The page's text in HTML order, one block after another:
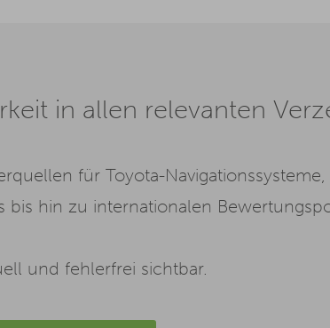
in allen relevanten
für Toyota-
bis hin zu internationalen
und fehlerfrei sichtbar.